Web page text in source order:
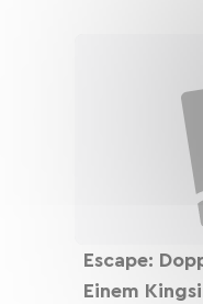
Escape:
Einem